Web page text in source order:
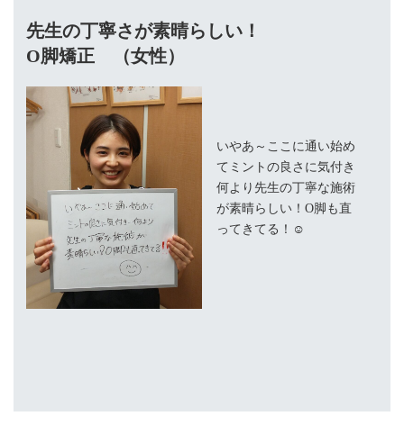
先生の丁寧さが素晴らしい！
O脚矯正 （女性）
いやあ～ここに通い始め
てミントの良さに気付き
何より先生の丁寧な施術
が素晴らしい！O脚も直
ってきてる！☺